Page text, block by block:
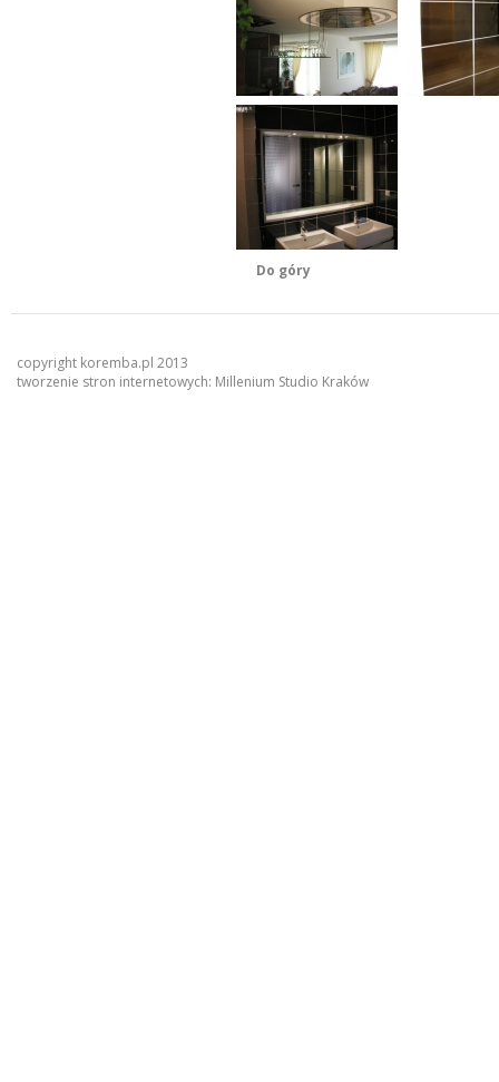
Do góry
copyright koremba.pl 2013
tworzenie stron internetowych: Millenium Studio Kraków